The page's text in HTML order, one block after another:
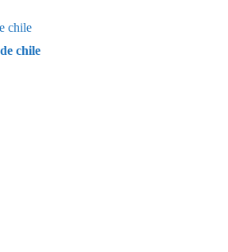
chile